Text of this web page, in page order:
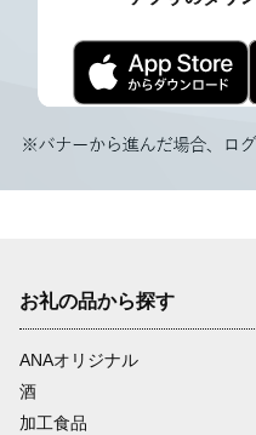
お礼の品から探す
ANAオリジナル
酒
加工食品